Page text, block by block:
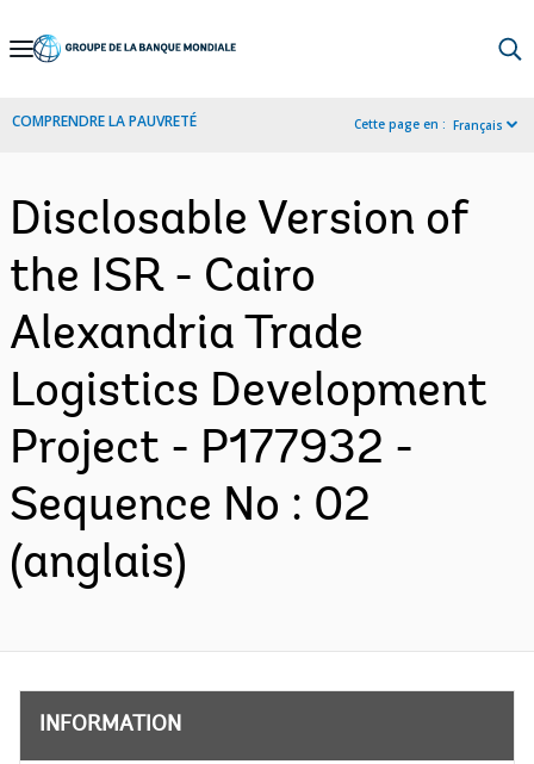
Skip
Navigation
COMPRENDRE LA PAUVRETÉ Cette page en : Français
Disclosable Version of
the ISR - Cairo
Alexandria Trade
Logistics Development
Project - P177932 -
Sequence No : 02
(anglais)
INFORMATION